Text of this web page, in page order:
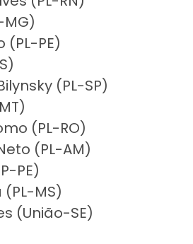
(PL-PE)
(PL-SP)
(PL-RO)
(PL-AM)
PE)
MS)
(União-SE)